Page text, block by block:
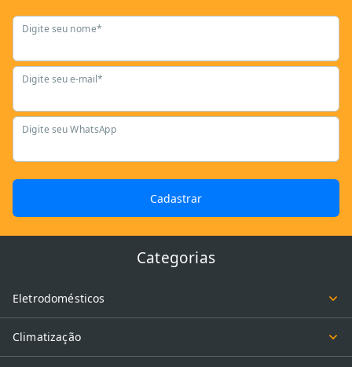
Digite seu nome*
Digite seu e-mail*
Digite seu WhatsApp
Cadastrar
Categorias
Eletrodomésticos
Climatização